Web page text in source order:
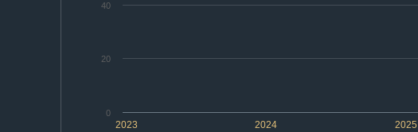
2023 2024 2025
0
20
40